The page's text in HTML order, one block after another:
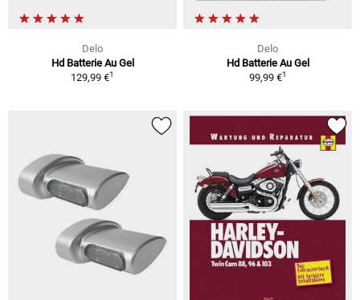
Delo
Hd Batterie Au Gel
129,99 €1
Delo
Hd Batterie Au Gel
99,99 €1